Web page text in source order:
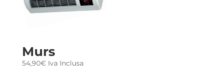
Murs
54,90€ Iva Inclusa